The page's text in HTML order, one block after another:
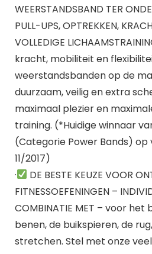
WEERSTANDSBAND TER
PULL-UPS, OPTREKKEN,
VOLLEDIGE
kracht, mobiliteit en
weerstandsbanden op de
duurzaam, veilig en extra
maximaal plezier en
training. (*Huidige winnaar
(Categorie Power Bands) op
11/2017)
·
DE BESTE KEUZE VOOR
FITNESSOEFENINGEN –
COMBINATIE MET – voor
benen, de buikspieren, de
stretchen. Stel met onze